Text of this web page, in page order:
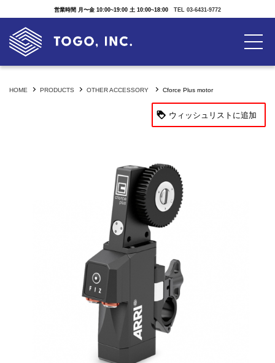
営業時間 月〜金 10:00~19:00 土 10:00~18:00 TEL 03-6431-9772
HOME PRODUCTS OTHER ACCESSORY Cforce Plus motor
ウィッシュリストに追加